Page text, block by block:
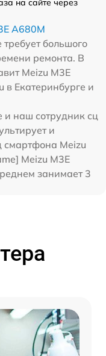
на сайте через
A680M
большого
ремонта. В
Meizu M3E
в Екатеринбурге и
и наш сотрудник сц
и
смартфона Meizu
Meizu M3E
занимает 3